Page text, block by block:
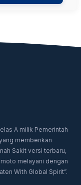
A milik Pemerintah
memberikan
Sakit versi terbaru,
moto melayani dengan
With Global Spirit”.